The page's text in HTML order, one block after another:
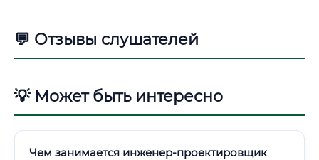
💬 Отзывы слушателей
💡 Может быть интересно
Чем занимается инженер-проектировщик